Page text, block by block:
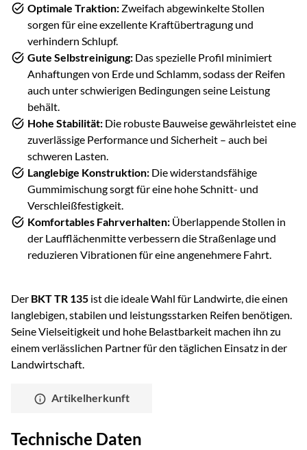
Optimale Traktion: Zweifach abgewinkelte Stollen
sorgen für eine exzellente Kraftübertragung und
verhindern Schlupf.
Gute Selbstreinigung: Das spezielle Profil minimiert
Anhaftungen von Erde und Schlamm, sodass der Reifen
auch unter schwierigen Bedingungen seine Leistung
behält.
Hohe Stabilität: Die robuste Bauweise gewährleistet eine
zuverlässige Performance und Sicherheit – auch bei
schweren Lasten.
Langlebige Konstruktion: Die widerstandsfähige
Gummimischung sorgt für eine hohe Schnitt- und
Verschleißfestigkeit.
Komfortables Fahrverhalten: Überlappende Stollen in
der Laufflächenmitte verbessern die Straßenlage und
reduzieren Vibrationen für eine angenehmere Fahrt.
Der BKT TR 135 ist die ideale Wahl für Landwirte, die einen
langlebigen, stabilen und leistungsstarken Reifen benötigen.
Seine Vielseitigkeit und hohe Belastbarkeit machen ihn zu
einem verlässlichen Partner für den täglichen Einsatz in der
Landwirtschaft.
Artikelherkunft
Technische Daten